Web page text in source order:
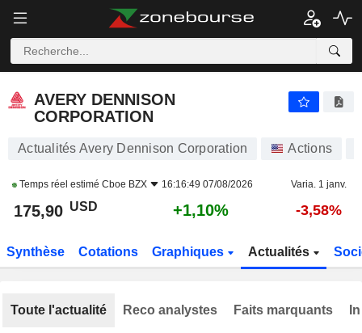
AVERY DENNISON
CORPORATION
Actualités Avery Dennison Corporation Actions
Temps réel estimé Cboe BZX 16:16:49 07/08/2026 Varia. 1 janv.
175,90 USD +1,10% -3,58%
Synthèse Cotations Graphiques Actualités
Toute l'actualité Reco analystes Faits marquants